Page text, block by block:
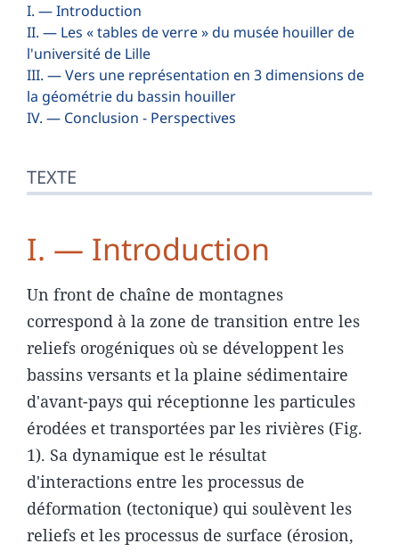
I. — Introduction
II. — Les « tables de verre » du musée houiller de
l'université de Lille
III. — Vers une représentation en 3 dimensions de
la géométrie du bassin houiller
IV. — Conclusion - Perspectives
TEXTE
I. — Introduction
Un front de chaîne de montagnes
correspond à la zone de transition entre les
reliefs orogéniques où se développent les
bassins versants et la plaine sédimentaire
d'avant-pays qui réceptionne les particules
érodées et transportées par les rivières (Fig.
1). Sa dynamique est le résultat
d'interactions entre les processus de
déformation (tectonique) qui soulèvent les
reliefs et les processus de surface (érosion,